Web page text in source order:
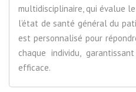
multidisciplinaire, qui évalue
l’état de santé général du
est personnalisé pour
chaque individu,
efficace.